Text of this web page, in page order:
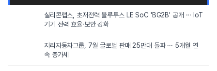
실리콘랩스, 초저전력 블루투스 LE SoC 'BG2B' 공개 ··· IoT
기기 전력 효율·보안 강화
지리자동차그룹, 7월 글로벌 판매 25만대 돌파 ··· 5개월 연
속 증가세